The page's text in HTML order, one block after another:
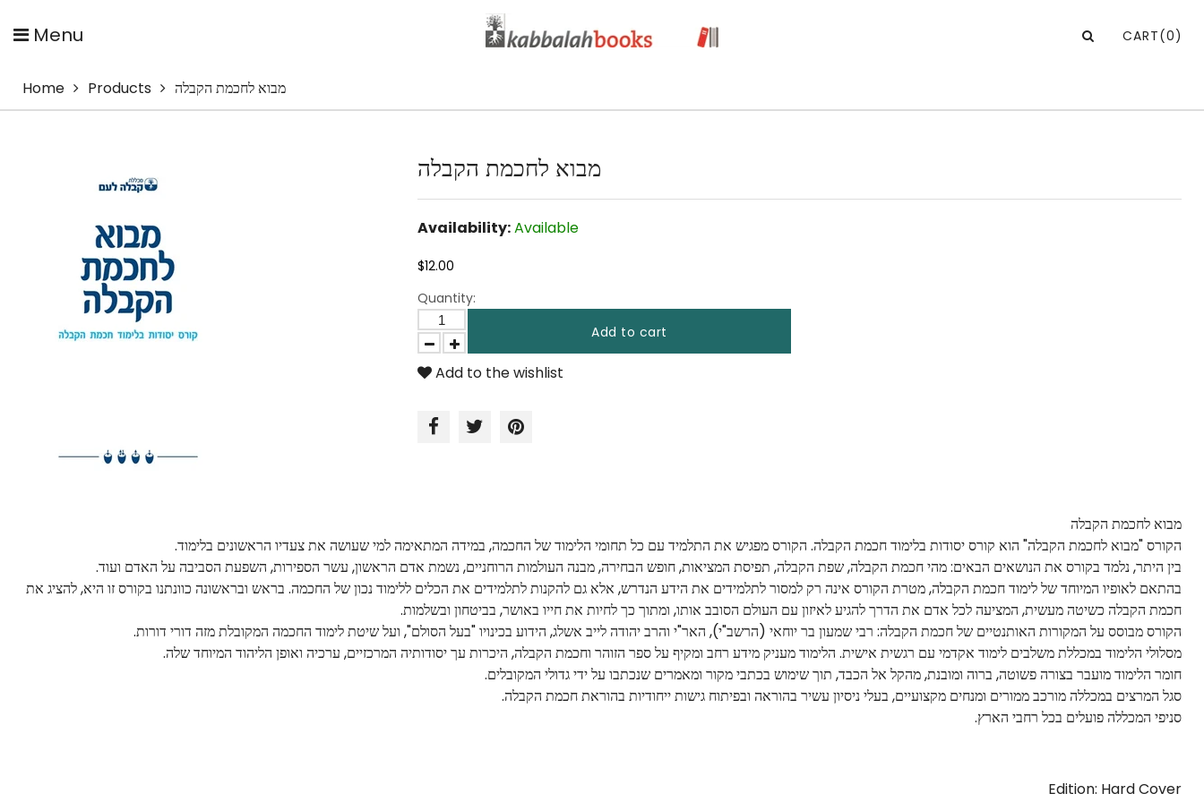
Menu CART(0)
Home Products מבוא לחכמת הקבלה
מבוא לחכמת הקבלה
Availability:Available
$12.00
Quantity:
Add to cart
Add to the wishlist
מבוא לחכמת הקבלה
הקורס "מבוא לחכמת הקבלה" הוא קורס יסודות בלימוד חכמת הקבלה. הקורס מפגיש את התלמיד עם כל תחומי הלימוד של החכמה, במידה המתאימה למי שעושה את צעדיו הראשונים בלימוד.
בין היתר, נלמד בקורס את הנושאים הבאים: מהי חכמת הקבלה, שפת הקבלה, תפיסת המציאות, חופש הבחירה, מבנה העולמות הרוחניים, נשמת אדם הראשון, עשר הספירות, השפעת הסביבה על האדם ועוד.
בהתאם לאופיו המיוחד של לימוד חכמת הקבלה, מטרת הקורס אינה רק למסור לתלמידים את הידע הנדרש, אלא גם להקנות לתלמידים את הכלים ללימוד נכון של החכמה. בראש ובראשונה כוונתנו בקורס זו היא, להציג את
חכמת הקבלה כשיטה מעשית, המציעה לכל אדם את הדרך להגיע לאיזון עם העולם הסובב אותו, ומתוך כך לחיות את חייו באושר, בביטחון ובשלמות.
הקורס מבוסס על המקורות האותנטיים של חכמת הקבלה: רבי שמעון בר יוחאי (הרשב"י), האר"י והרב יהודה לייב אשלג, הידוע בכינויו "בעל הסולם", ועל שיטת לימוד החכמה המקובלת מזה דורי דורות.
מסלולי הלימוד במכללת משלבים לימוד אקדמי עם רגשית אישית. הלימוד מעניק מידע רחב ומקיף על ספר הזוהר וחכמת הקבלה, היכרות עך יסודותיה המרכזיים, ערכיה ואופן הליהוד המיוחד שלה.
חומר הלימוד מועבר בצורה פשוטה, ברוה ומובנת, מהקל אל הכבד, תוך שימוש בכתבי מקור ומאמרים שנכתבו על ידי גדולי המקובלים.
סגל המרצים במכללה מורכב ממורים ומנחים מקצועיים, בעלי ניסיון עשיר בהוראה ובפיתוח גישות ייחודיות בהוראת חכמת הקבלה.
סניפי המכללה פועלים בכל רחבי הארץ.
Edition: Hard Cover